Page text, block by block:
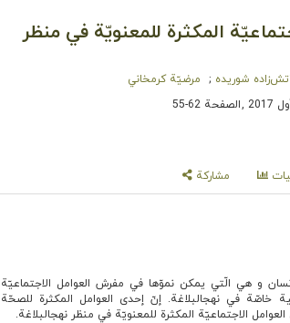
المكثرة للمعنویّة في منظر
شوریده
مرضیّة کرمخاني
,الصفحة 62-55
مشاركة
و هي الّتي يمكن نموّها في مفرش العوامل الاجتماعیّة
خاصّة في نهج­البلاغة. إنّ إحدى العوامل المكثرة للصحّة
الاجتماعیّة المكثرة للمعنویّة في منظر نهج­البلاغة.